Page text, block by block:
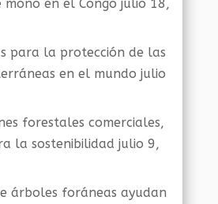
mono en el Congo julio 18,
para la protección de las
en el mundo julio
forestales comerciales,
la sostenibilidad julio 9,
árboles foráneas ayudan